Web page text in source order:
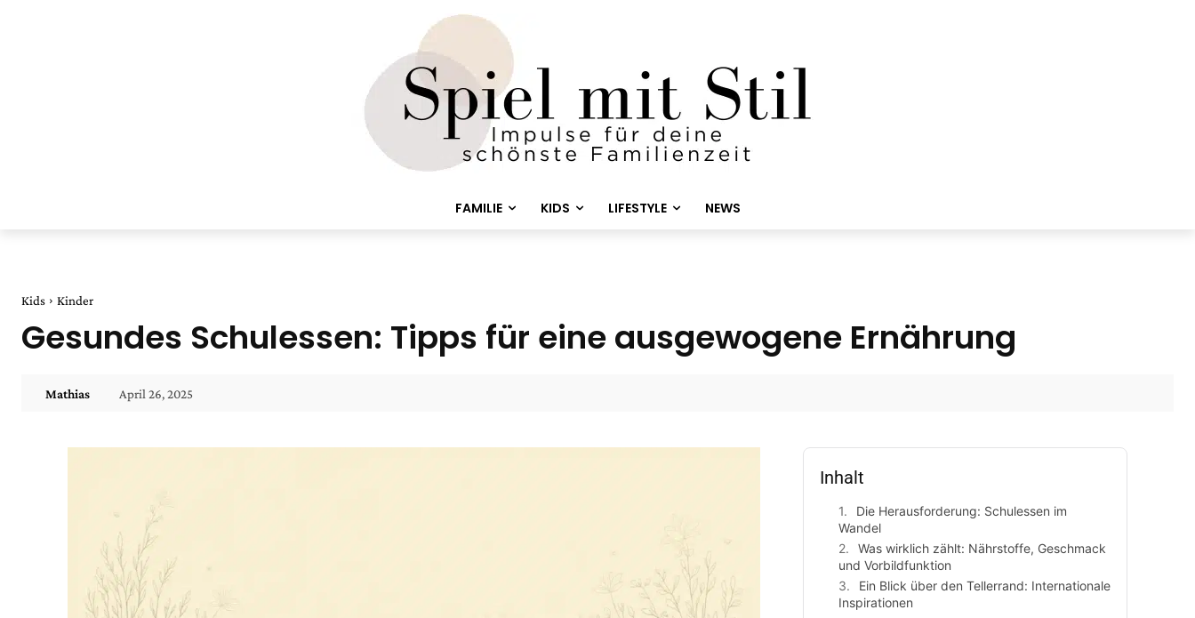
FAMILIE KIDS LIFESTYLE NEWS
Kids Kinder
Gesundes Schulessen: Tipps für eine ausgewogene Ernährung
Mathias April 26, 2025
Inhalt
Die Herausforderung: Schulessen im
Wandel
Was wirklich zählt: Nährstoffe, Geschmack
und Vorbildfunktion
Ein Blick über den Tellerrand: Internationale
Inspirationen